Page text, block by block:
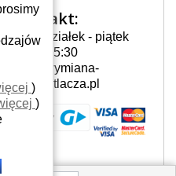
samych znaków. W
klawisze nie
pozycji. Albo
mechaniczne, np.
z kilku
Kontakt:
Poniedziałek - piątek
7:00 - 15:30
info@wymiana-
wyswietlacza.pl
)
)